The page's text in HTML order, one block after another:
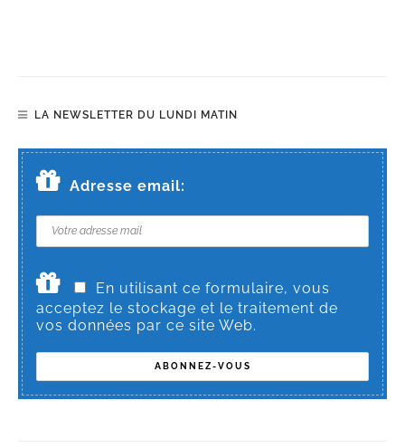
LA NEWSLETTER DU LUNDI MATIN
Adresse email:
En utilisant ce formulaire, vous
acceptez le stockage et le traitement de
vos données par ce site Web.